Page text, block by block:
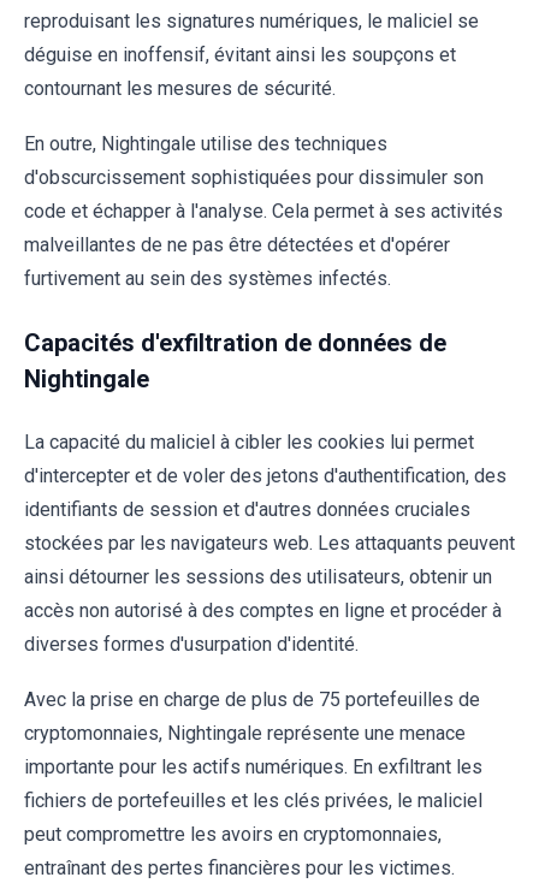
reproduisant les signatures numériques, le maliciel se
déguise en inoffensif, évitant ainsi les soupçons et
contournant les mesures de sécurité.
En outre, Nightingale utilise des techniques
d'obscurcissement sophistiquées pour dissimuler son
code et échapper à l'analyse. Cela permet à ses activités
malveillantes de ne pas être détectées et d'opérer
furtivement au sein des systèmes infectés.
Capacités d'exfiltration de données de
Nightingale
La capacité du maliciel à cibler les cookies lui permet
d'intercepter et de voler des jetons d'authentification, des
identifiants de session et d'autres données cruciales
stockées par les navigateurs web. Les attaquants peuvent
ainsi détourner les sessions des utilisateurs, obtenir un
accès non autorisé à des comptes en ligne et procéder à
diverses formes d'usurpation d'identité.
Avec la prise en charge de plus de 75 portefeuilles de
cryptomonnaies, Nightingale représente une menace
importante pour les actifs numériques. En exfiltrant les
fichiers de portefeuilles et les clés privées, le maliciel
peut compromettre les avoirs en cryptomonnaies,
entraînant des pertes financières pour les victimes.